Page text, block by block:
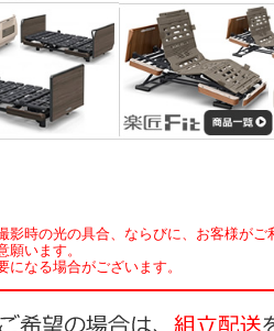
時の光の具合、ならびに、お客様が
願います。
なる場合がございます。